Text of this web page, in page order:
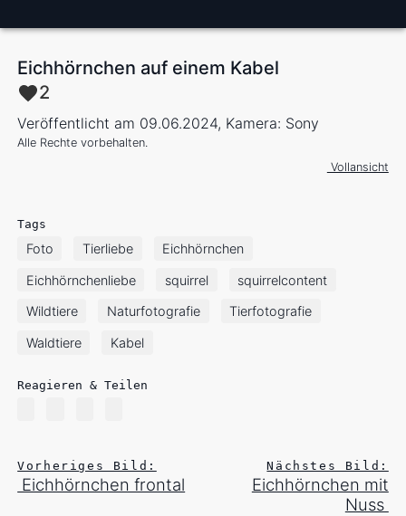
Eichhörnchen auf einem Kabel
2
Veröffentlicht am 09.06.2024, Kamera: Sony
Alle Rechte vorbehalten.
Vollansicht
Tags
Foto Tierliebe Eichhörnchen
Eichhörnchenliebe squirrel squirrelcontent
Wildtiere Naturfotografie Tierfotografie
Waldtiere Kabel
Reagieren & Teilen
Vorheriges Bild:
Eichhörnchen frontal
Nächstes Bild:
Eichhörnchen mit
Nuss